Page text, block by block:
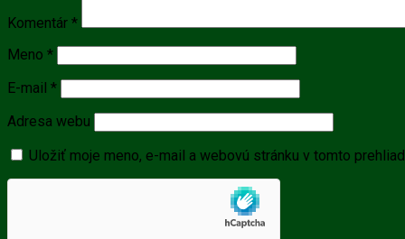
Komentár *
Meno *
E-mail *
Adresa webu
Uložiť moje meno, e-mail a webovú stránku v tomto